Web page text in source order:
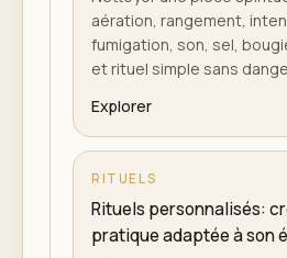
aération, rangement,
fumigation, son, sel,
et rituel simple sans
Explorer
RITUELS
Rituels personnalisés:
pratique adaptée à son